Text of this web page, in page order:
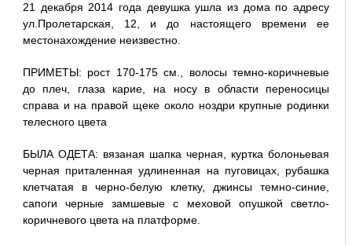
21 декабря 2014 года девушка ушла из дома по адресу
ул.Пролетарская, 12, и до настоящего времени ее
местонахождение неизвестно.
ПРИМЕТЫ: рост 170-175 см., волосы темно-коричневые
до плеч, глаза карие, на носу в области переносицы
справа и на правой щеке около ноздри крупные родинки
телесного цвета
БЫЛА ОДЕТА: вязаная шапка черная, куртка болоньевая
черная приталенная удлиненная на пуговицах, рубашка
клетчатая в черно-белую клетку, джинсы темно-синие,
сапоги черные замшевые с меховой опушкой светло-
коричневого цвета на платформе.